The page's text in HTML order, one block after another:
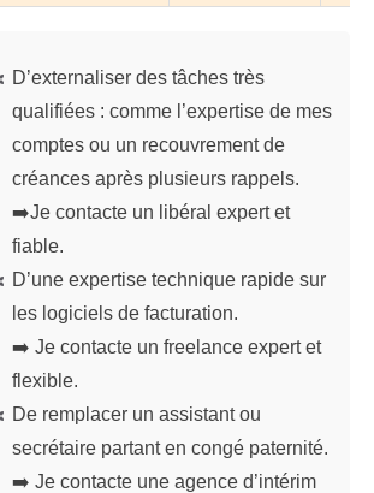
D’externaliser des tâches très
qualifiées : comme l’expertise de mes
comptes ou un recouvrement de
créances après plusieurs rappels.
➡️Je contacte un libéral expert et
fiable.
D’une expertise technique rapide sur
les logiciels de facturation.
➡️ Je contacte un freelance expert et
flexible.
De remplacer un assistant ou
secrétaire partant en congé paternité.
➡️ Je contacte une agence d’intérim